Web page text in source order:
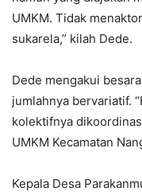
UMKM. Tidak
sukarela,” kilah Dede.
Dede mengakui
jumlahnya bervariatif.
kolektifnya
UMKM Kecamatan
Kepala Desa